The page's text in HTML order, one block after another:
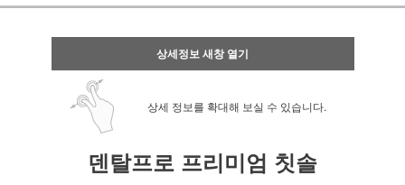
상세정보 새창 열기
상세 정보를 확대해 보실 수 있습니다.
덴탈프로 프리미엄 칫솔